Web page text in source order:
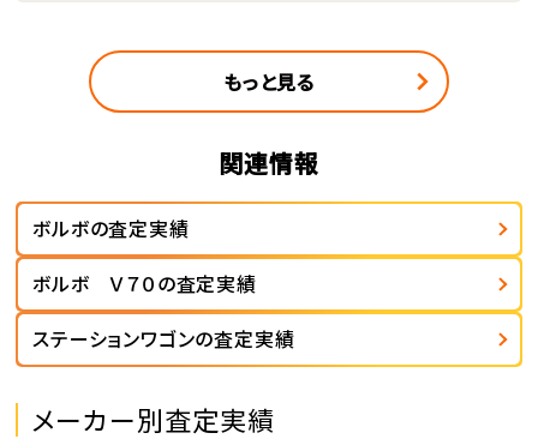
もっと見る
関連情報
ボルボの査定実績
ボルボ Ｖ７０の査定実績
ステーションワゴンの査定実績
メーカー別査定実績